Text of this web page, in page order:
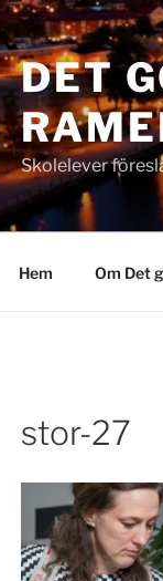
DET
Skolelever
Hem Om Det
stor-27